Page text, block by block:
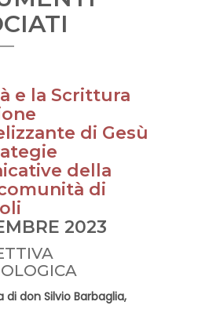
e la Scrittura
di Gesù
della
di
2023
di don Silvio Barbaglia,